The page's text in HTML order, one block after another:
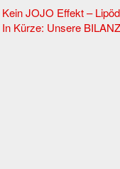
Other
Articles
Kein JOJO Effekt –
In Kürze: Unsere